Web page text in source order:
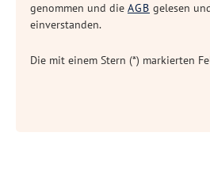
genommen und die AGB gelesen
einverstanden.
Die mit einem Stern (*) markierten